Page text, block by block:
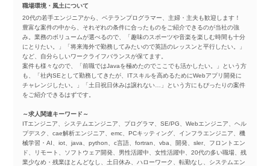
職場環境・風土について
20代の若手エンジニアから、ベテランプログラマー、主婦・主夫も歓迎します！
豊富な案件の中から、それぞれの条件に合ったものをご紹介できるのが当社の強
み。業務のボリュームが選べるので、「趣味のスポーツや音楽を楽しむ時間も十分
にとりたい。」「将来海外で勤務してみたいので英語のレッスンと平行したい。」
など、自分らしいワークライフバランスが保てます。
案件も様々なので、「前職ではJavaを極めたのでここでも活かしたい。」という方
も、「社内SEとして勤務してきたが、ITスキルを高めるためにWebアプリ開発に
チャレンジしたい。」「土日祝日休みは譲れない…」という方にもぴったりの案件
をご紹介できるはずです。
～求人関連キーワード～
ITエンジニア、システムエンジニア、プログラマ、SE/PG、Webエンジニア、ヘル
プデスク、cae解析エンジニア、emc、PCキッティング、インフラエンジニア、機
械学習・AI、iot、java、python、c言語、fortran、vba、開発、sler、フロントエン
ド、リモート、ソフトウェア開発、男性活躍中、女性活躍中、20代の多い職場、残
業少なめ・残業ほとんどなし、土日休み、ハローワーク、転勤なし、システムエン